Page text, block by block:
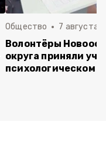
Общество 7 августа ,
Волонтёры
округа приняли
психологическом